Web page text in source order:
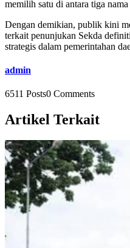
memilih satu di antara tiga
Dengan demikian, publik kini
terkait penunjukan Sekda
strategis dalam pemerintahan
admin
6511 Posts0 Comments
Artikel Terkait